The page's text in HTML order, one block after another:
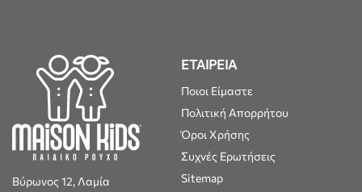
Βύρωνος 12, Λαμία
ΕΤΑΙΡΕΙΑ
Ποιοι Είμαστε
Πολιτική Απορρήτου
Όροι Χρήσης
Συχνές Ερωτήσεις
Sitemap